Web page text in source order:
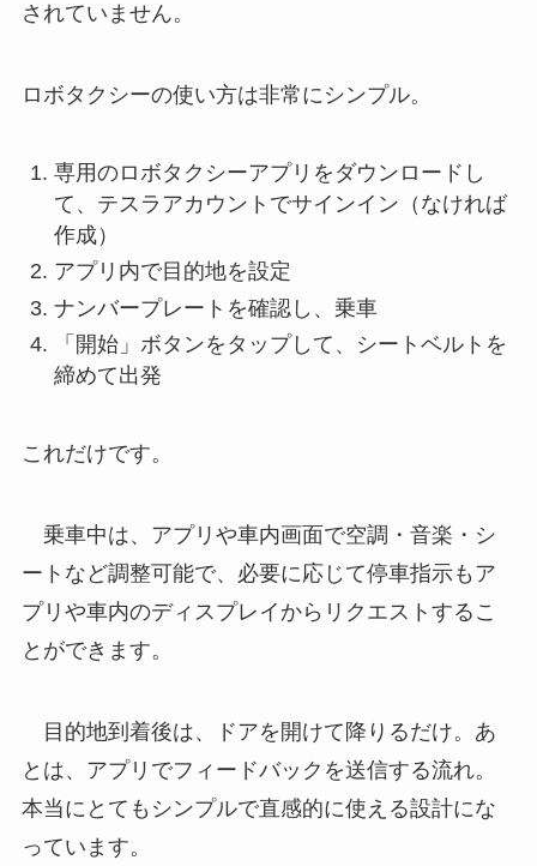
されていません。
ロボタクシーの使い方は非常にシンプル。
専用のロボタクシーアプリをダウンロードし
て、テスラアカウントでサインイン（なければ
作成）
アプリ内で目的地を設定
ナンバープレートを確認し、乗車
「開始」ボタンをタップして、シートベルトを
締めて出発
これだけです。
乗車中は、アプリや車内画面で空調・音楽・シ
ートなど調整可能で、必要に応じて停車指示もア
プリや車内のディスプレイからリクエストするこ
とができます。
目的地到着後は、ドアを開けて降りるだけ。あ
とは、アプリでフィードバックを送信する流れ。
本当にとてもシンプルで直感的に使える設計にな
っています。